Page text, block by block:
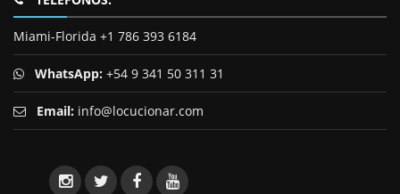
Miami-Florida +1 786 393 6184
WhatsApp: +54 9 341 50 311 31
Email: info@locucionar.com